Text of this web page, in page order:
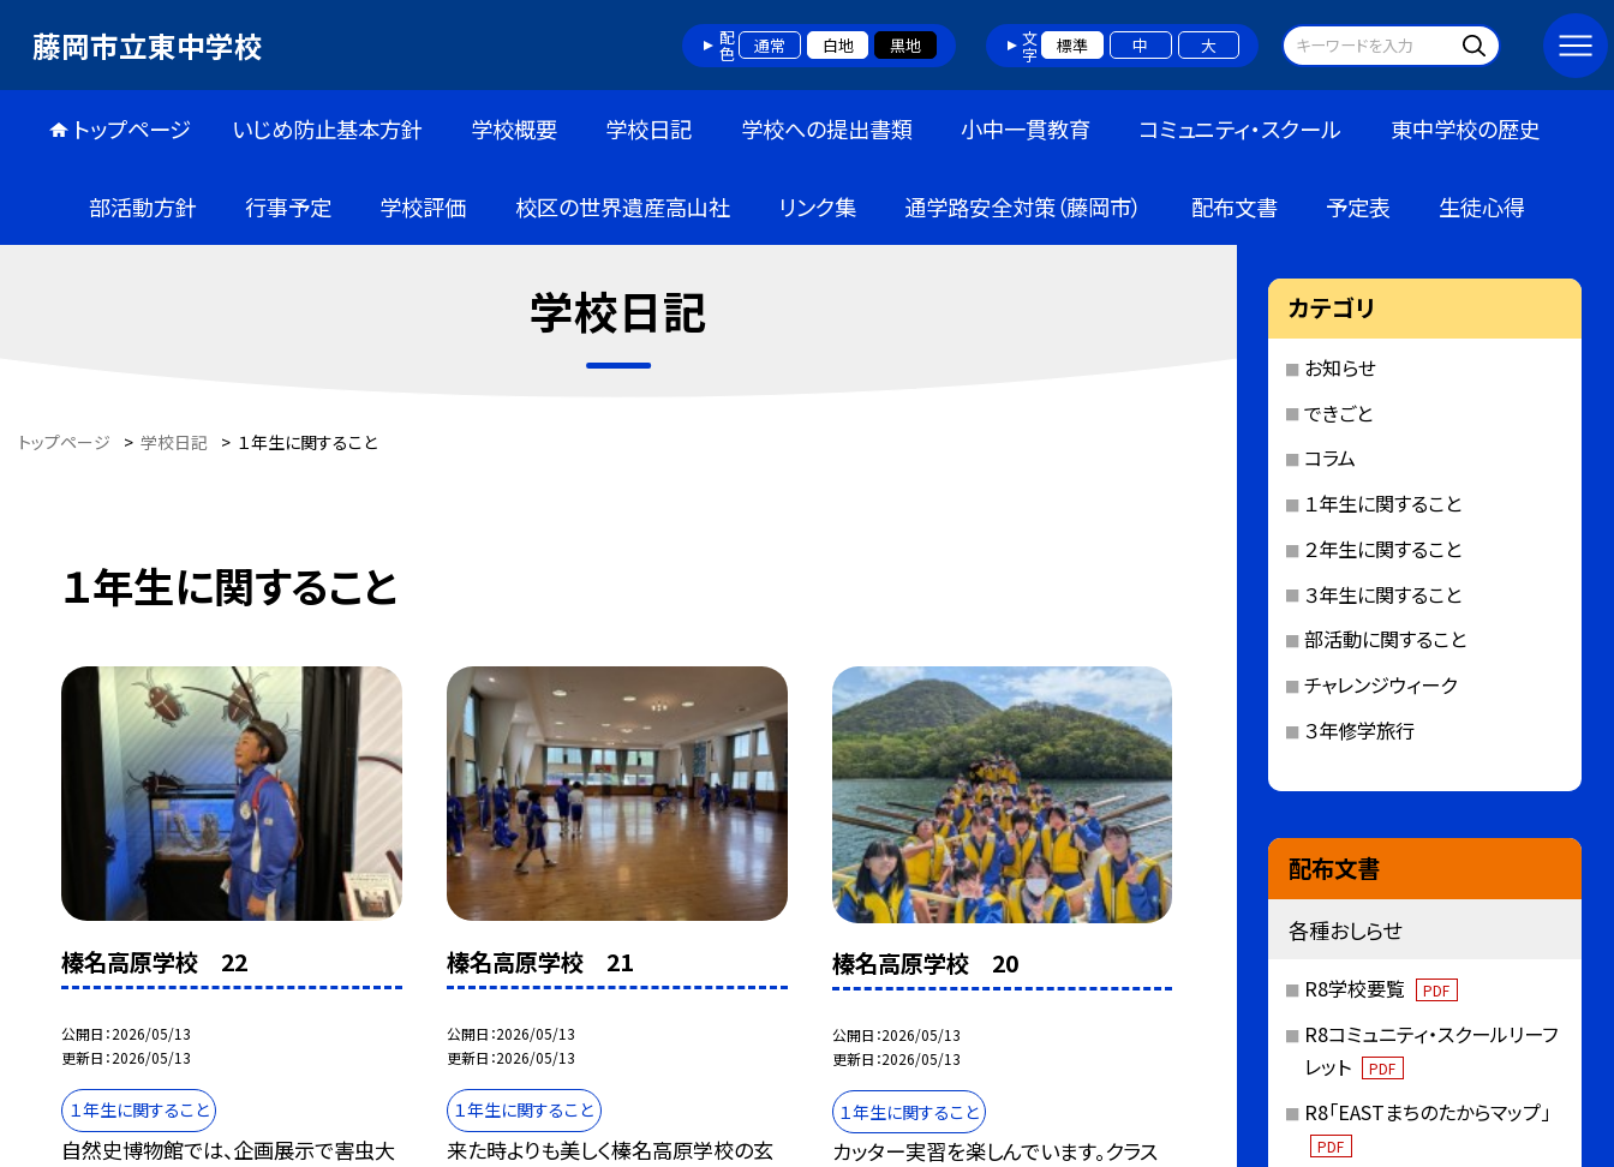
藤岡市立東中学校 配色 通常 白地 黒地 文字 標準 中 大
トップページ いじめ防止基本方針 学校概要 学校日記 学校への提出書類 小中一貫教育 コミュニティ・スクール 東中学校の歴史
部活動方針 行事予定 学校評価 校区の世界遺産高山社 リンク集 通学路安全対策（藤岡市） 配布文書 予定表 生徒心得
学校日記
トップページ > 学校日記 > １年生に関すること
１年生に関すること
榛名高原学校 22
公開日 2026/05/13
更新日 2026/05/13
１年生に関すること
自然史博物館では、企画展示で害虫大
榛名高原学校 21
公開日 2026/05/13
更新日 2026/05/13
１年生に関すること
来た時よりも美しく榛名高原学校の玄
榛名高原学校 20
公開日 2026/05/13
更新日 2026/05/13
１年生に関すること
カッター実習を楽しんでいます。クラス
カテゴリ
お知らせ
できごと
コラム
１年生に関すること
２年生に関すること
３年生に関すること
部活動に関すること
チャレンジウィーク
３年修学旅行
配布文書
各種おしらせ
R8学校要覧 PDF
R8コミュニティ・スクールリーフ
レット
PDF
R8「EASTまちのたからマップ」
PDF